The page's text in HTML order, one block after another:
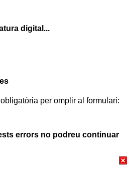
digital...
per omplir al formulari:
errors no podreu continuar